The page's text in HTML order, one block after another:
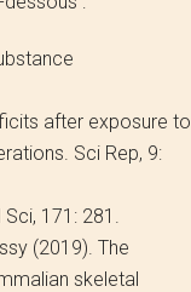
after exposure to
Sci Rep, 9:
171: 281.
(2019). The
skeletal